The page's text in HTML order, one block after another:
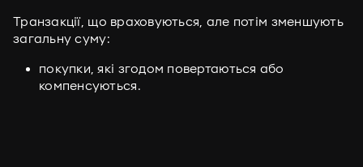
Транзакції, що враховуються, але потім зменшують
загальну суму:
покупки, які згодом повертаються або
компенсуються.